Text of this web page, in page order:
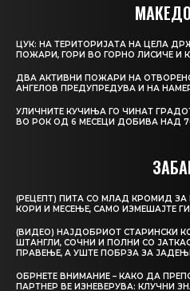
ЦУК: НА ТЕРИТОРИЈАТА НА ЦЕЛА
ПОЖАРИ, ГОРИ ВО ГОРНО ЛИСИЧЕ И
ДВА АКТИВНИ ПОЖАРИ НА
АНГЕЛОВ ПРЕДУПРЕДУВА И НА
УЛИЧНИТЕ КУЧИЊА ГО ЧИНАТ
ВО РОК ОД 6 МЕСЕЦИ ДОБИВА НАД
(РЕЦЕПТ) ПИТА СО МЛАД КРОМИД ЗА
КОРИ И МЕСЕЊЕ, САМО ИЗМЕШАЈТЕ
(ВИДЕО) НАЈДОБРИОТ СТАРИНСКИ
ШТАНГЛИ, СОЧНИ И ПОЛНИ СО
ПРАВЕЊЕ, А УШТЕ ПОБРЗА ЗА
ОБРНЕТЕ ВНИМАНИЕ – КАКО ДА
ПАРТНЕР ВЕ ИЗНЕВЕРУВА: КЛУЧНИ